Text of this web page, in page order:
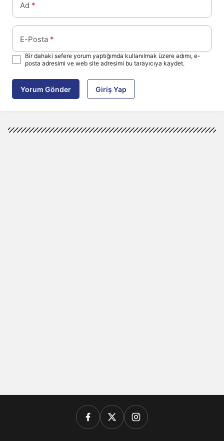
Ad *
E-Posta *
Bir dahaki sefere yorum yaptığımda kullanılmak üzere adımı, e-
posta adresimi ve web site adresimi bu tarayıcıya kaydet.
Yorum Gönder Giriş Yap